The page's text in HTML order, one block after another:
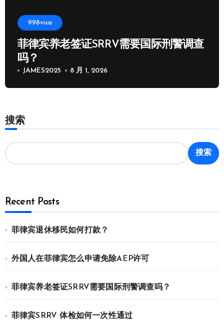
998visa
菲律宾养老签证SRRV需要国际刑警调查
吗？
JAMES2025 8 月 1, 2026
搜索
搜索
Recent Posts
菲律宾退休移民如何打款？
外国人在菲律宾怎么申请免除AEP许可
菲律宾养老签证SRRV需要国际刑警调查吗？
菲律宾SRRV 体检如何一次性通过